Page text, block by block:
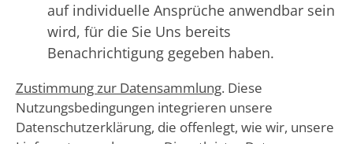
auf individuelle Ansprüche anwendbar sein
wird, für die Sie Uns bereits
Benachrichtigung gegeben haben.
Zustimmung zur Datensammlung. Diese
Nutzungsbedingungen integrieren unsere
Datenschutzerklärung, die offenlegt, wie wir, unsere